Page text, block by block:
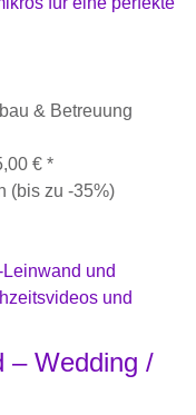
& Betreuung
€ *
(bis zu -35%)
– Wedding /